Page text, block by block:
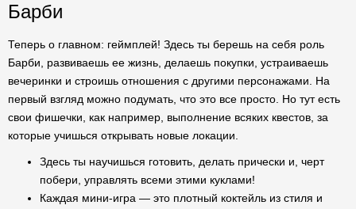
Барби
Теперь о главном: геймплей! Здесь ты берешь на себя роль
Барби, развиваешь ее жизнь, делаешь покупки, устраиваешь
вечеринки и строишь отношения с другими персонажами. На
первый взгляд можно подумать, что это все просто. Но тут есть
свои фишечки, как например, выполнение всяких квестов, за
которые учишься открывать новые локации.
Здесь ты научишься готовить, делать прически и, черт
побери, управлять всеми этими куклами!
Каждая мини-игра — это плотный коктейль из стиля и